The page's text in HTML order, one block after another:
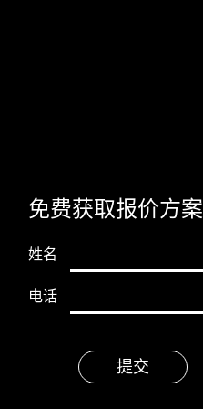
免费获取报价方案
姓名
电话